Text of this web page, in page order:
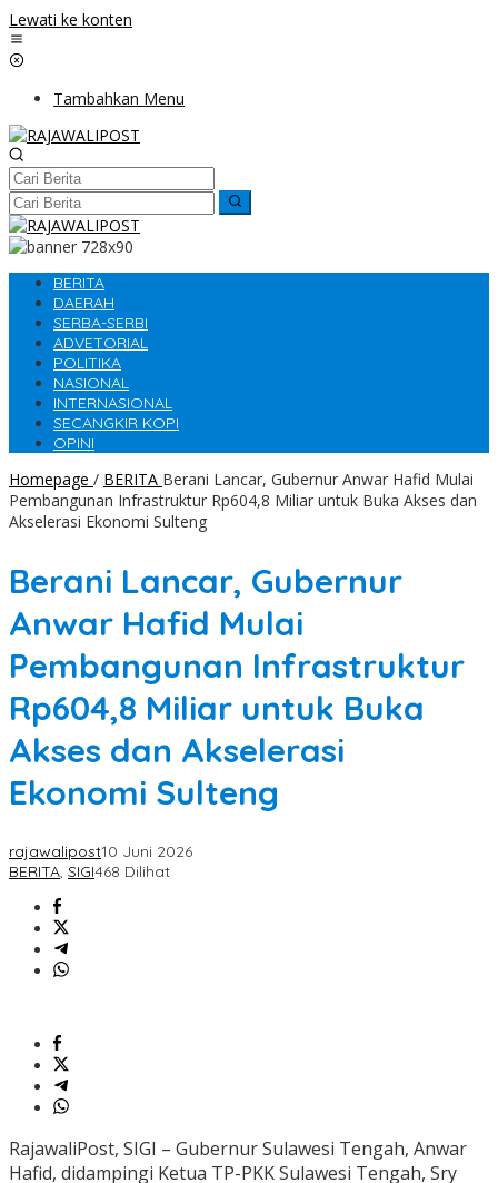
Lewati ke konten
Tambahkan Menu
BERITA
DAERAH
SERBA-SERBI
ADVETORIAL
POLITIKA
NASIONAL
INTERNASIONAL
SECANGKIR KOPI
OPINI
Homepage / BERITA Berani Lancar, Gubernur Anwar Hafid Mulai
Pembangunan Infrastruktur Rp604,8 Miliar untuk Buka Akses dan
Akselerasi Ekonomi Sulteng
Berani Lancar, Gubernur
Anwar Hafid Mulai
Pembangunan Infrastruktur
Rp604,8 Miliar untuk Buka
Akses dan Akselerasi
Ekonomi Sulteng
rajawalipost10 Juni 2026
BERITA, SIGI468 Dilihat
RajawaliPost, SIGI – Gubernur Sulawesi Tengah, Anwar
Hafid, didampingi Ketua TP-PKK Sulawesi Tengah, Sry